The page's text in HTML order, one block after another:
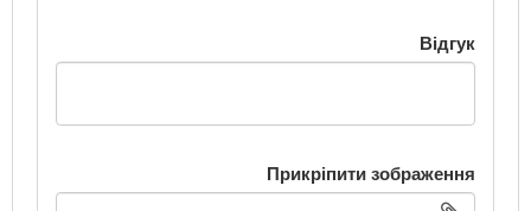
Відгук
Прикріпити зображення